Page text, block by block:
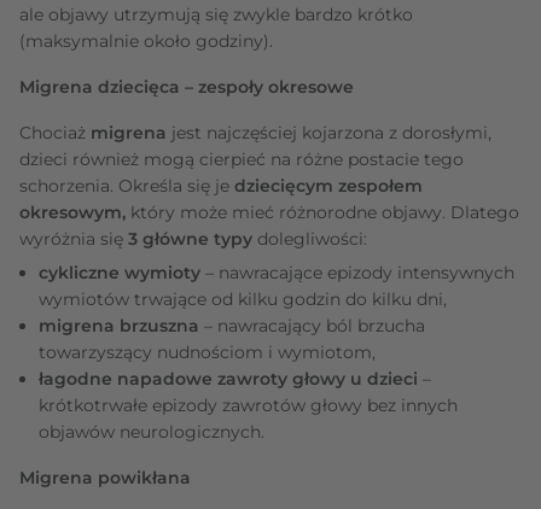
ale objawy utrzymują się zwykle bardzo krótko
(maksymalnie około godziny).
Migrena dziecięca – zespoły okresowe
Chociaż migrena jest najczęściej kojarzona z dorosłymi,
dzieci również mogą cierpieć na różne postacie tego
schorzenia. Określa się je dziecięcym zespołem
okresowym, który może mieć różnorodne objawy. Dlatego
wyróżnia się 3 główne typy dolegliwości:
cykliczne wymioty – nawracające epizody intensywnych
wymiotów trwające od kilku godzin do kilku dni,
migrena brzuszna – nawracający ból brzucha
towarzyszący nudnościom i wymiotom,
łagodne napadowe zawroty głowy u dzieci –
krótkotrwałe epizody zawrotów głowy bez innych
objawów neurologicznych.
Migrena powikłana